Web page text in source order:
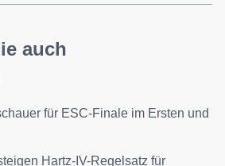
auch
für ESC-Finale im Ersten und
Hartz-IV-Regelsatz für